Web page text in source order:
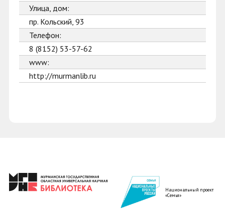
Улица, дом:
пр. Кольский, 93
Телефон:
8 (8152) 53-57-62
www:
http://murmanlib.ru
Национальный проект
«Семья»